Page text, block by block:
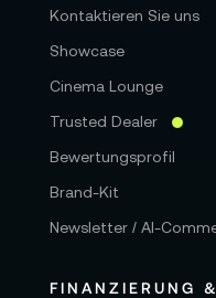
Kontaktieren Sie uns
Showcase
Cinema Lounge
Trusted Dealer
Bewertungsprofil
Brand-Kit
Newsletter / AI-
FINANZIERUNG